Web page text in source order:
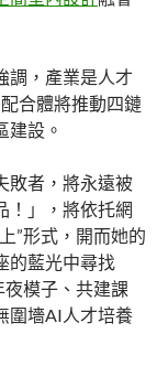
調，產業是人才
合體將推動四鏈
建設。
敗者，將永遠被
！」，將依托網
”形式，開而她的
的藍光中尋找
模子、共建課
圍墻AI人才培養